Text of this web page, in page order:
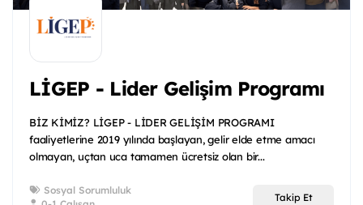
LİGEP - Lider Gelişim Programı
BİZ KİMİZ? LİGEP - LİDER GELİŞİM PROGRAMI
faaliyetlerine 2019 yılında başlayan, gelir elde etme amacı
olmayan, uçtan uca tamamen ücretsiz olan bir...
Sosyal Sorumluluk
Takip Et